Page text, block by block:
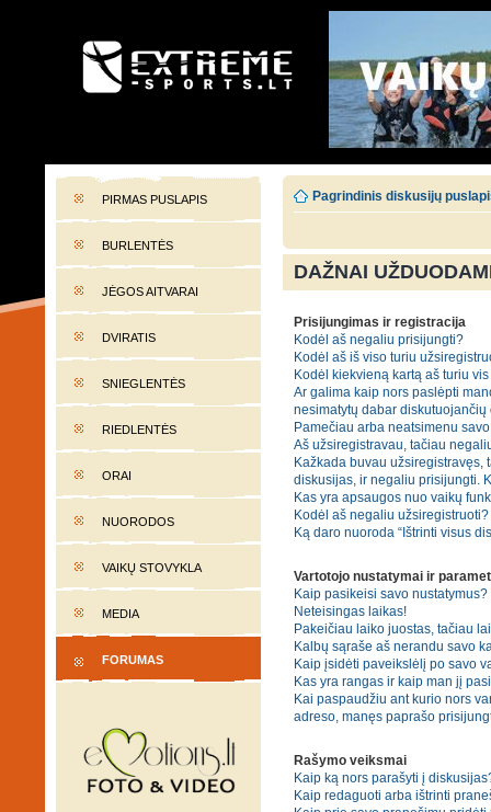
EXTREME-SPORTS.LT
PIRMAS PUSLAPIS
BURLENTĖS
JĖGOS AITVARAI
DVIRATIS
SNIEGLENTĖS
RIEDLENTĖS
ORAI
NUORODOS
VAIKŲ STOVYKLA
MEDIA
FORUMAS
Pagrindinis diskusijų
DAŽNAI
Prisijungimas ir registracija
Kodėl aš negaliu prisijungti?
Kodėl aš iš viso turiu
Kodėl kiekvieną kartą aš turiu
Ar galima kaip nors paslėpti
nesimatytų dabar
Pamečiau arba neatsimenu
Aš užsiregistravau, tačiau
Kažkada buvau užsiregistravęs,
diskusijas, ir negaliu prisijungti.
Kas yra apsaugos nuo vaikų
Kodėl aš negaliu užsiregistruoti?
Ką daro nuoroda “Ištrinti visus
Vartotojo nustatymai ir
Kaip pasikeisi savo nustatymus?
Neteisingas laikas!
Pakeičiau laiko juostas, tačiau
Kalbų sąraše aš nerandu savo
Kaip įsidėti paveikslėlį po savo
Kas yra rangas ir kaip man jį
Kai paspaudžiu ant kurio nors
adreso, manęs paprašo
Rašymo veiksmai
Kaip ką nors parašyti į
Kaip redaguoti arba ištrinti